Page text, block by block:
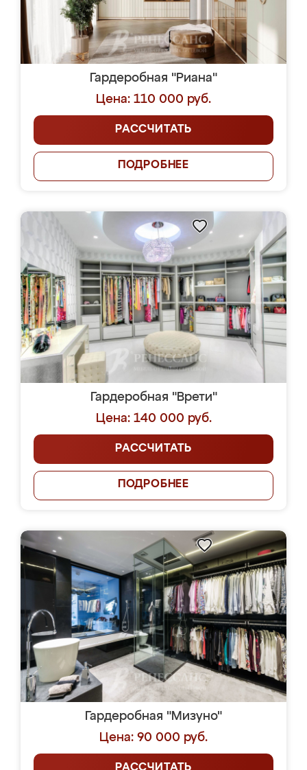
Гардеробная "Риана"
Цена: 110 000 руб.
РАССЧИТАТЬ
ПОДРОБНЕЕ
Гардеробная "Врети"
Цена: 140 000 руб.
РАССЧИТАТЬ
ПОДРОБНЕЕ
Гардеробная "Мизуно"
Цена: 90 000 руб.